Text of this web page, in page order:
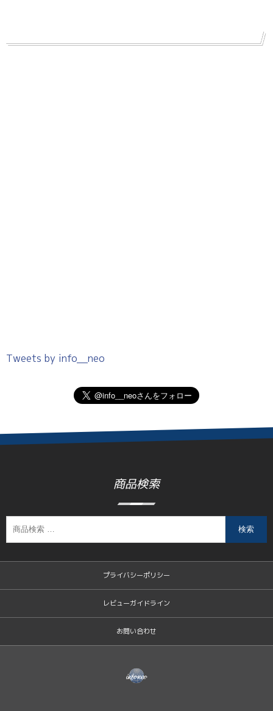
Tweets by info__neo
商品検索
検索
プライバシーポリシー
レビューガイドライン
お問い合わせ